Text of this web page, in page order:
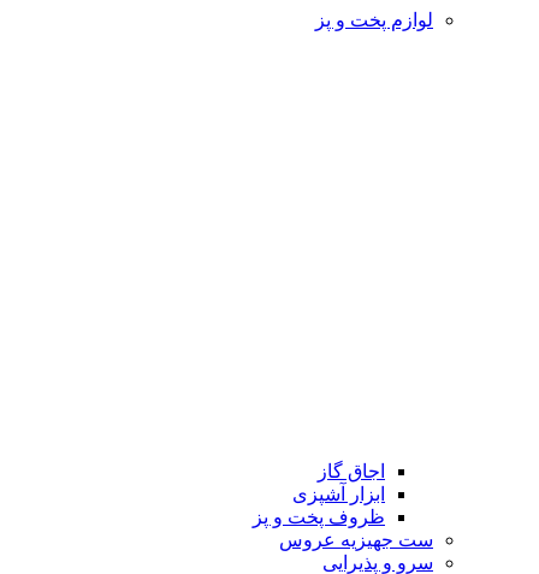
لوازم پخت و پز
اجاق گاز
ابزار آشپزی
ظروف پخت و پز
ست جهیزیه عروس
سرو و پذیرایی